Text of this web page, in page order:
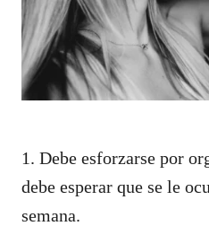
1. Debe esforzarse por
debe esperar que se le
semana.